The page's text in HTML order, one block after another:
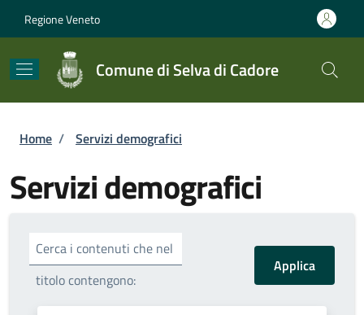
Regione Veneto
Comune di Selva di Cadore
Briciole di pane
Home / Servizi demografici
Servizi demografici
Cerca i contenuti che nel
titolo contengono: